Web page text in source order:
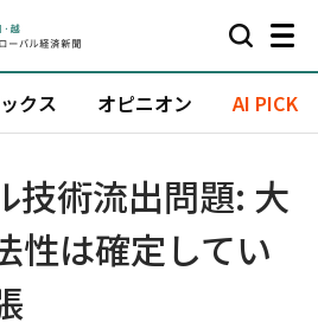
クス オピニオン AI PICK
技術流出問題: 大
性は確定してい